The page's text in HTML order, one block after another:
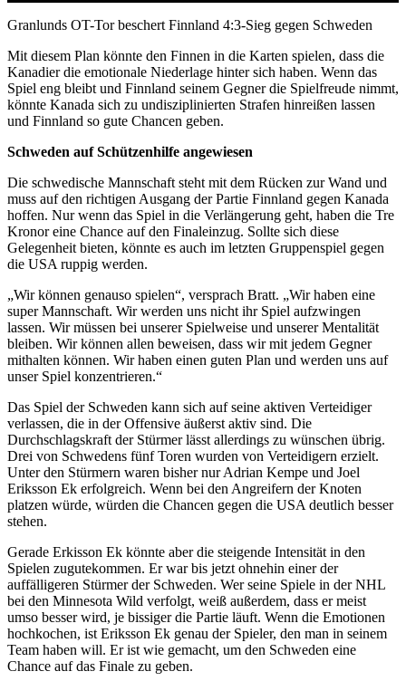
Video
Granlunds OT-Tor beschert Finnland 4:3-Sieg gegen Schweden
Mit diesem Plan könnte den Finnen in die Karten spielen, dass die
Kanadier die emotionale Niederlage hinter sich haben. Wenn das
Spiel eng bleibt und Finnland seinem Gegner die Spielfreude nimmt,
könnte Kanada sich zu undisziplinierten Strafen hinreißen lassen
und Finnland so gute Chancen geben.
Schweden auf Schützenhilfe angewiesen
Die schwedische Mannschaft steht mit dem Rücken zur Wand und
muss auf den richtigen Ausgang der Partie Finnland gegen Kanada
hoffen. Nur wenn das Spiel in die Verlängerung geht, haben die Tre
Kronor eine Chance auf den Finaleinzug. Sollte sich diese
Gelegenheit bieten, könnte es auch im letzten Gruppenspiel gegen
die USA ruppig werden.
„Wir können genauso spielen“, versprach Bratt. „Wir haben eine
super Mannschaft. Wir werden uns nicht ihr Spiel aufzwingen
lassen. Wir müssen bei unserer Spielweise und unserer Mentalität
bleiben. Wir können allen beweisen, dass wir mit jedem Gegner
mithalten können. Wir haben einen guten Plan und werden uns auf
unser Spiel konzentrieren.“
Das Spiel der Schweden kann sich auf seine aktiven Verteidiger
verlassen, die in der Offensive äußerst aktiv sind. Die
Durchschlagskraft der Stürmer lässt allerdings zu wünschen übrig.
Drei von Schwedens fünf Toren wurden von Verteidigern erzielt.
Unter den Stürmern waren bisher nur Adrian Kempe und Joel
Eriksson Ek erfolgreich. Wenn bei den Angreifern der Knoten
platzen würde, würden die Chancen gegen die USA deutlich besser
stehen.
Gerade Erkisson Ek könnte aber die steigende Intensität in den
Spielen zugutekommen. Er war bis jetzt ohnehin einer der
auffälligeren Stürmer der Schweden. Wer seine Spiele in der NHL
bei den Minnesota Wild verfolgt, weiß außerdem, dass er meist
umso besser wird, je bissiger die Partie läuft. Wenn die Emotionen
hochkochen, ist Eriksson Ek genau der Spieler, den man in seinem
Team haben will. Er ist wie gemacht, um den Schweden eine
Chance auf das Finale zu geben.